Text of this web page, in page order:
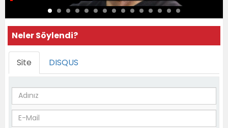
Neler Söylendi?
Site DISQUS